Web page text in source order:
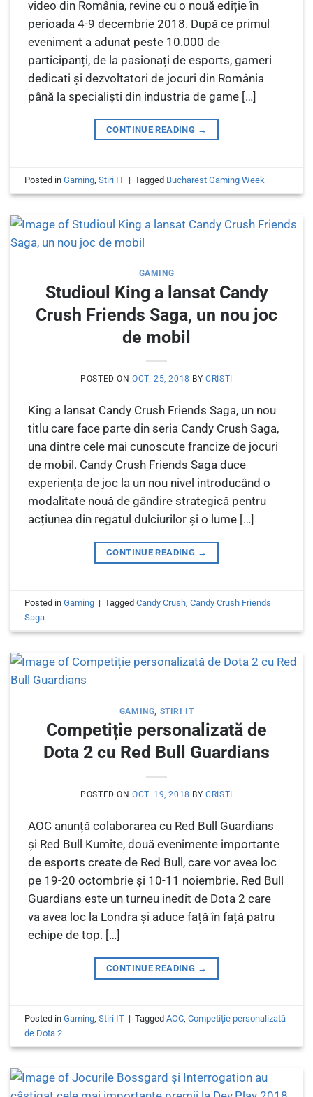
video din România, revine cu o nouă ediție în
perioada 4-9 decembrie 2018. După ce primul
eveniment a adunat peste 10.000 de
participanți, de la pasionați de esports, gameri
dedicati și dezvoltatori de jocuri din România
până la specialiști din industria de game […]
CONTINUE READING →
Posted inGaming ,Stiri IT | Tagged Bucharest Gaming Week
GAMING
Studioul King a lansat Candy
Crush Friends Saga, un nou joc
de mobil
POSTED ONOCT. 25, 2018 BYCRISTI
King a lansat Candy Crush Friends Saga, un nou
titlu care face parte din seria Candy Crush Saga,
una dintre cele mai cunoscute francize de jocuri
de mobil. Candy Crush Friends Saga duce
experiența de joc la un nou nivel introducând o
modalitate nouă de gândire strategică pentru
acțiunea din regatul dulciurilor și o lume […]
CONTINUE READING →
Posted inGaming | TaggedCandy Crush,Candy Crush Friends
Saga
GAMING STIRI IT
Competiție personalizată de
Dota 2 cu Red Bull Guardians
POSTED ONOCT. 19, 2018 BYCRISTI
AOC anunță colaborarea cu Red Bull Guardians
și Red Bull Kumite, două evenimente importante
de esports create de Red Bull, care vor avea loc
pe 19-20 octombrie și 10-11 noiembrie. Red Bull
Guardians este un turneu inedit de Dota 2 care
va avea loc la Londra și aduce față în față patru
echipe de top. […]
CONTINUE READING →
Posted inGaming,Stiri IT | TaggedAOC,Competiție personalizată
de Dota 2